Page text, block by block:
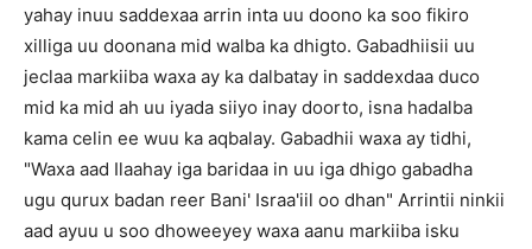
yahay inuu saddexaa arrin inta uu doono ka soo fikiro
xilliga uu doonana mid walba ka dhigto. Gabadhiisii uu
jeclaa markiiba waxa ay ka dalbatay in saddexdaa duco
mid ka mid ah uu iyada siiyo inay doorto, isna hadalba
kama celin ee wuu ka aqbalay. Gabadhii waxa ay tidhi,
"Waxa aad Ilaahay iga baridaa in uu iga dhigo gabadha
ugu qurux badan reer Bani' Israa'iil oo dhan" Arrintii ninkii
aad ayuu u soo dhoweeyey waxa aanu markiiba isku